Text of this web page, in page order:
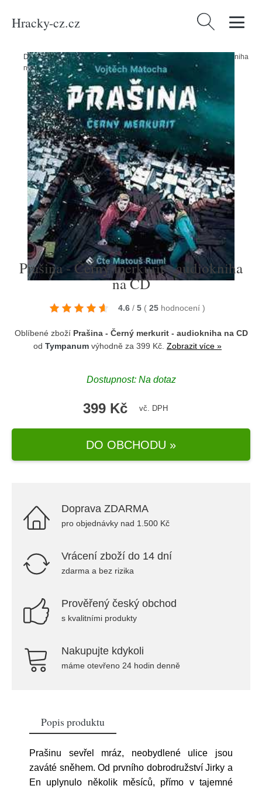
Hracky-cz.cz Vyhledávání
Domů/Produkty/ Média Knihy /Prašina - Černý merkurit - audiokniha
na CD
Prašina - Černý merkurit - audiokniha
na CD
4.6 / 5 ( 25 hodnocení )
Oblíbené zboží Prašina - Černý merkurit - audiokniha na CD
od Tympanum výhodně za 399 Kč. Zobrazit více »
Dostupnost: Na dotaz
399 Kč vč. DPH
DO OBCHODU »
Doprava ZDARMA
pro objednávky nad 1.500 Kč
Vrácení zboží do 14 dní
zdarma a bez rizika
Prověřený český obchod
s kvalitními produkty
Nakupujte kdykoli
máme otevřeno 24 hodin denně
Popis produktu
Prašinu sevřel mráz, neobydlené ulice jsou
zaváté sněhem. Od prvního dobrodružství Jirky a
En uplynulo několik měsíců, přímo v tajemné